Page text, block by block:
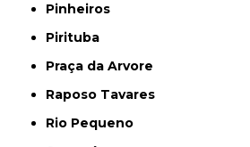
Pinheiros
Pirituba
Praça da Arvore
Raposo Tavares
Rio Pequeno